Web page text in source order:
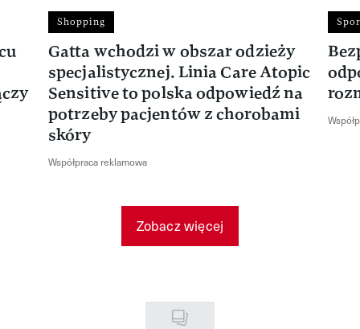
Shopping
Gatta wchodzi w obszar odzieży
specjalistycznej. Linia Care Atopic
Sensitive to polska odpowiedź na
potrzeby pacjentów z chorobami
skóry
Współpraca reklamowa
Zobacz więcej